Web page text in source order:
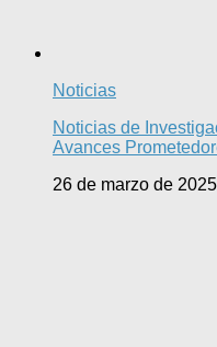
Noticias
Noticias de
Avances
26 de marzo de 2025